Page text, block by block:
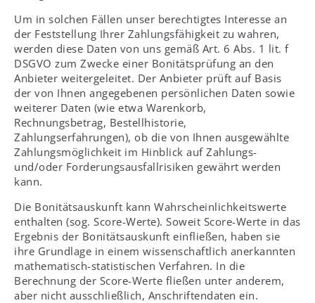
Um in solchen Fällen unser berechtigtes Interesse an
der Feststellung Ihrer Zahlungsfähigkeit zu wahren,
werden diese Daten von uns gemäß Art. 6 Abs. 1 lit. f
DSGVO zum Zwecke einer Bonitätsprüfung an den
Anbieter weitergeleitet. Der Anbieter prüft auf Basis
der von Ihnen angegebenen persönlichen Daten sowie
weiterer Daten (wie etwa Warenkorb,
Rechnungsbetrag, Bestellhistorie,
Zahlungserfahrungen), ob die von Ihnen ausgewählte
Zahlungsmöglichkeit im Hinblick auf Zahlungs-
und/oder Forderungsausfallrisiken gewährt werden
kann.
Die Bonitätsauskunft kann Wahrscheinlichkeitswerte
enthalten (sog. Score-Werte). Soweit Score-Werte in das
Ergebnis der Bonitätsauskunft einfließen, haben sie
ihre Grundlage in einem wissenschaftlich anerkannten
mathematisch-statistischen Verfahren. In die
Berechnung der Score-Werte fließen unter anderem,
aber nicht ausschließlich, Anschriftendaten ein.